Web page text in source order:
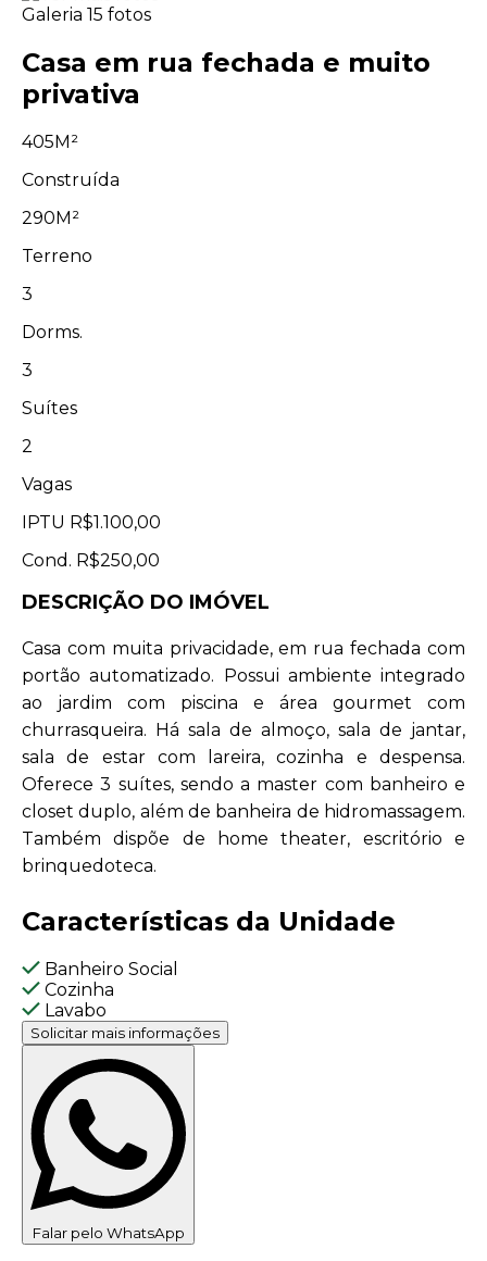
Galeria 15 fotos
Casa em rua fechada e muito
privativa
405M²
Construída
290M²
Terreno
3
Dorms.
3
Suítes
2
Vagas
IPTU R$1.100,00
Cond. R$250,00
DESCRIÇÃO DO IMÓVEL
Casa com muita privacidade, em rua fechada com
portão automatizado. Possui ambiente integrado
ao jardim com piscina e área gourmet com
churrasqueira. Há sala de almoço, sala de jantar,
sala de estar com lareira, cozinha e despensa.
Oferece 3 suítes, sendo a master com banheiro e
closet duplo, além de banheira de hidromassagem.
Também dispõe de home theater, escritório e
brinquedoteca.
Características da Unidade
Banheiro Social
Cozinha
Lavabo
Solicitar mais informações
Falar pelo WhatsApp